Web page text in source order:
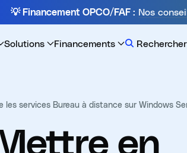
💡 Financement OPCO/FAF : Nos
Solutions Financements
services Bureau à distance sur Windows
en